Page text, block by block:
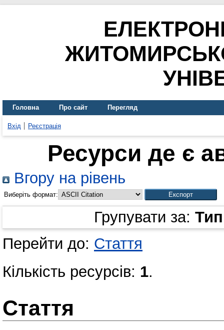
Головна Про сайт Перегляд
Вхід Реєстрація
Ресурси де є
Вгору на рівень
Виберіть формат:
Групувати за:
Перейти до: Стаття
Кількість ресурсів: 1.
Стаття